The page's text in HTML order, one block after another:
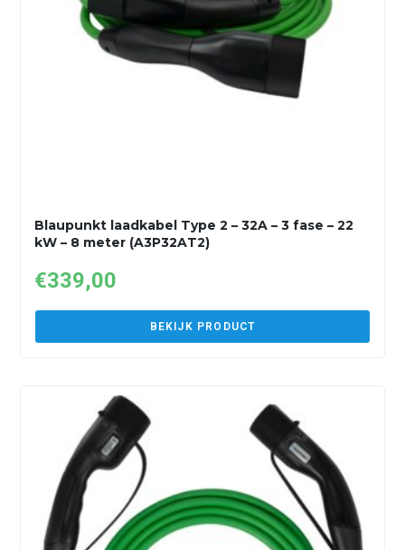
Blaupunkt laadkabel Type 2 – 32A – 3 fase – 22
kW – 8 meter (A3P32AT2)
€339,00
BEKIJK PRODUCT